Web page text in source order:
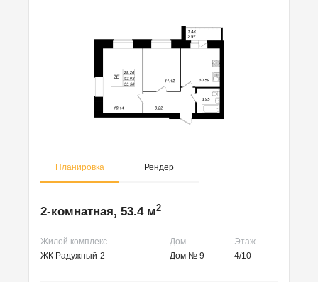
Планировка Рендер
2-комнатная, 53.4 м2
Жилой комплекс Дом
Этаж
ЖК Радужный-2
Дом № 9 4/10